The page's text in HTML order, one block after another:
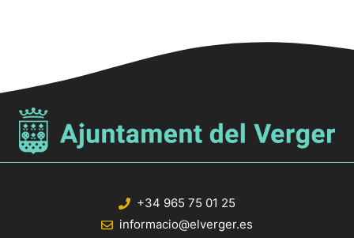
+34 965 75 01 25
informacio@elverger.es